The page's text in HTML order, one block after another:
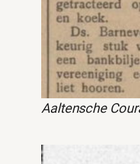
Aaltensche